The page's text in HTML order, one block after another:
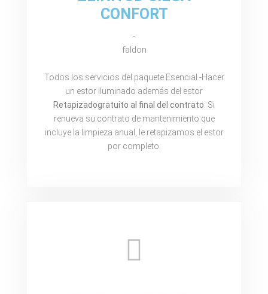
CONFORT
-
faldon
Todos los servicios del paquete Esencial -Hacer
un estor iluminado además del estor
Retapizadogratuito al final del contrato: Si
renueva su contrato de mantenimiento que
incluye la limpieza anual, le retapizamos el estor
por completo.